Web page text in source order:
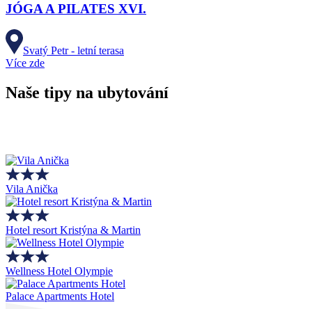
JÓGA A PILATES XVI.
Svatý Petr - letní terasa
Více zde
Naše tipy na ubytování
Vila Anička
Hotel resort Kristýna & Martin
Wellness Hotel Olympie
Palace Apartments Hotel